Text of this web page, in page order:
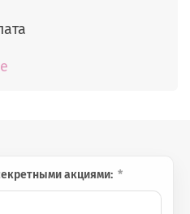
акциями: